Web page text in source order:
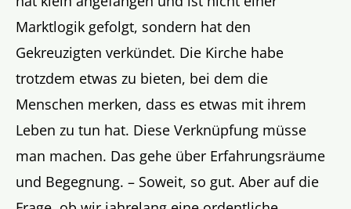
Marktlogik gefolgt, sondern hat den
Gekreuzigten verkündet. Die Kirche habe
trotzdem etwas zu bieten, bei dem die
Menschen merken, dass es etwas mit ihrem
Leben zu tun hat. Diese Verknüpfung müsse
man machen. Das gehe über Erfahrungsräume
und Begegnung. – Soweit, so gut. Aber auf die